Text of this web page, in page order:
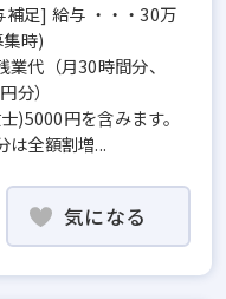
足] 給与 ・・・30万
時)
代（月30時間分、
分）
)5000円を含みます。
全額割増...
気になる